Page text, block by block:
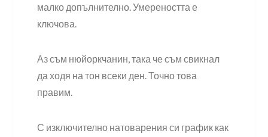
малко допълнително. Умереността е
ключова.
Аз съм нюйоркчанин, така че съм свикнал
да ходя на тон всеки ден. Точно това
правим.
С изключително натоварения си график как